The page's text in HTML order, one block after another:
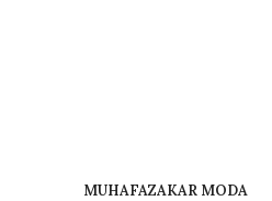
MUHAFAZAKAR MODA